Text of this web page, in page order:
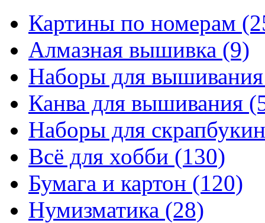
Картины по номерам
Алмазная вышивка (9)
Наборы для
Канва для вышивания
Наборы для
Всё для хобби (130)
Бумага и картон (120)
Нумизматика (28)